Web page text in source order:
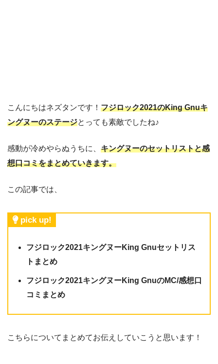
こんにちはネズタンです！ フジロック2021のKing Gnuキ
ングヌーのステージとっても素敵でしたね♪
感動が冷めやらぬうちに、 キングヌーのセットリストと感
想口コミをまとめていきます。
この記事では、
pick up!
フジロック2021キングヌーKing Gnuセットリス
トまとめ
フジロック2021キングヌーKing GnuのMC/感想口
コミまとめ
こちらについてまとめてお伝えしていこうと思います！